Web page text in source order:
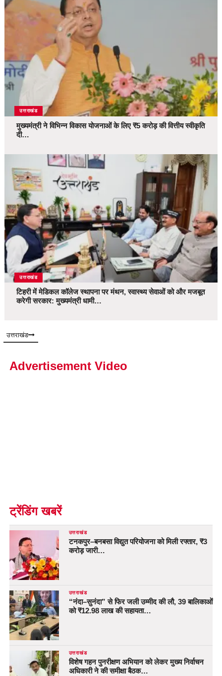
उत्तराखंड
मुख्यमंत्री ने विभिन्न विकास योजनाओं के लिए ₹5 करोड़ की वित्तीय स्वीकृति
दी…
उत्तराखंड
टिहरी में मेडिकल कॉलेज स्थापना पर मंथन, स्वास्थ्य सेवाओं को और मजबूत
करेगी सरकार: मुख्यमंत्री धामी…
उत्तराखंड
Advertisement Video
ट्रेंडिंग खबरें
उत्तराखंड
टनकपुर–बनबसा विद्युत परियोजना को मिली रफ्तार, ₹3
करोड़ जारी…
उत्तराखंड
“नंदा–सुनंदा” से फिर जली उम्मीद की लौ, 39 बालिकाओं
को ₹12.98 लाख की सहायता…
उत्तराखंड
विशेष गहन पुनरीक्षण अभियान को लेकर मुख्य निर्वाचन
अधिकारी ने की समीक्षा बैठक…